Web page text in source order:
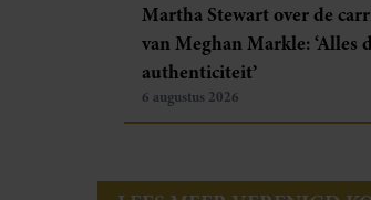
Martha Stewart over de
van Meghan Markle: ‘Alles
authenticiteit’
6 augustus 2026